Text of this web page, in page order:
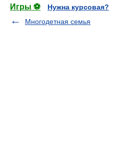
Игры ⚽
Нужна курсовая?
Многодетная семья